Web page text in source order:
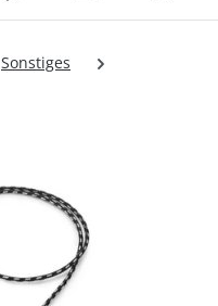
Sonstiges